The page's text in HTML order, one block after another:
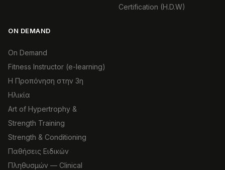
Certification (H.D.W)
ON DEMAND
On Demand
Fitness Instructor (e-learning)
Η Προπόνηση στην 3η
Ηλικία
Art of Hypertrophy &
Strength Training
Strength & Conditioning
Παθήσεις Ειδικών
Πληθυσμών — Clinical